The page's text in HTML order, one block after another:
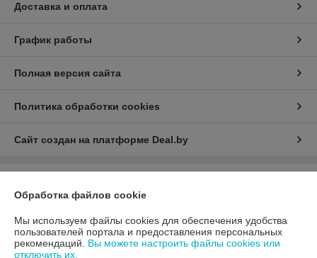
Доставка и оплата
График работы
Полная версия сайта
Политика обработки cookies
Сайт создан на платформе Deal.by
220037, г. Минск, ул. Аннаева 84/7,комната 1-6
Регистрационный номер ЕГР: 193597061
Обработка файлов cookie
Мы используем файлы cookies для обеспечения удобства
пользователей портала и предоставления персональных
рекомендаций. Вы можете настроить файлы cookies или
отключить их.